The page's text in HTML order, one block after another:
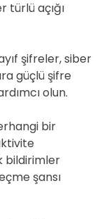
türlü açığı
şifreler, siber
güçlü şifre
olun.
bir
bildirimler
şansı